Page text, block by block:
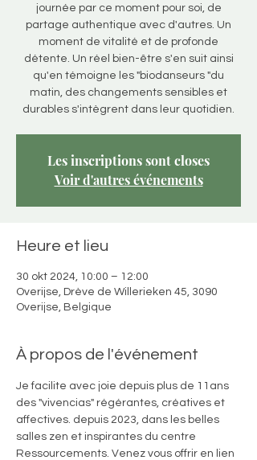
journée par ce moment pour soi, de
partage authentique avec d'autres. Un
moment de vitalité et de profonde
détente. Un réel bien-être s'en suit ainsi
qu'en témoigne les "biodanseurs "du
matin, des changements sensibles et
durables s'intègrent dans leur quotidien.
Les inscriptions sont closes
Voir d'autres événements
Heure et lieu
30 okt 2024, 10:00 – 12:00
Overijse, Drève de Willerieken 45, 3090
Overijse, Belgique
À propos de l'événement
Je facilite avec joie depuis plus de 11ans
des "vivencias" régérantes, créatives et
affectives. depuis 2023, dans les belles
salles zen et inspirantes du centre
Ressourcements. Venez vous offrir en lien